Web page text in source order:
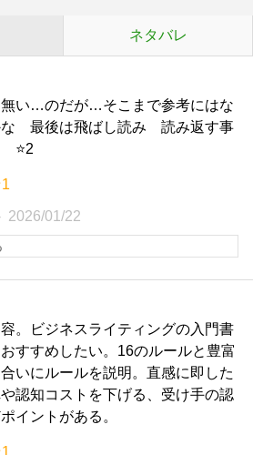
ネタバレ
い…のだが…そこまで参考にはな
な 最後は飛ばし読み 読み返す事
⭐️2
2026/01/22
。ビジネスライティングの入門書
すすめしたい。16のルールと豊富
いにルールを説明。直感に即した
認知コストを下げる、受け手の認
イントがある。